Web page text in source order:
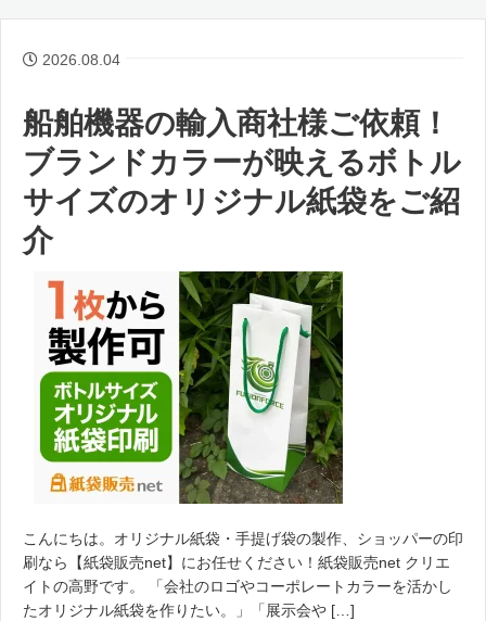
2026.08.04
船舶機器の輸入商社様ご依頼！
ブランドカラーが映えるボトル
サイズのオリジナル紙袋をご紹
介
こんにちは。オリジナル紙袋・手提げ袋の製作、ショッパーの印
刷なら【紙袋販売net】にお任せください！紙袋販売net クリエ
イトの高野です。 「会社のロゴやコーポレートカラーを活かし
たオリジナル紙袋を作りたい。」「展示会や […]